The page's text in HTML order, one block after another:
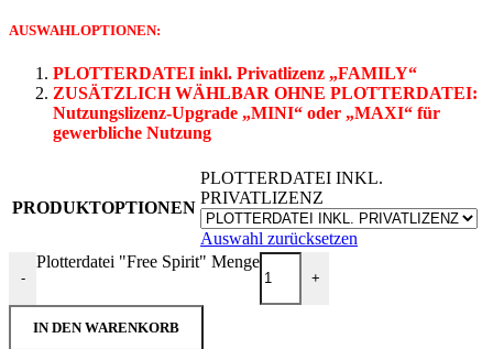
AUSWAHLOPTIONEN:
PLOTTERDATEI inkl. Privatlizenz „FAMILY“
ZUSÄTZLICH WÄHLBAR OHNE PLOTTERDATEI:
Nutzungslizenz-Upgrade „MINI“ oder „MAXI“ für
gewerbliche Nutzung
PRODUKTOPTIONEN
PLOTTERDATEI INKL.
PRIVATLIZENZ
Auswahl zurücksetzen
-
Plotterdatei "Free Spirit" Menge
+
IN DEN WARENKORB